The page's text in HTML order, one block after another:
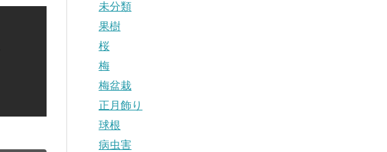
未分類
果樹
桜
梅
梅盆栽
正月飾り
球根
病虫害